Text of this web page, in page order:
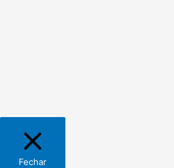
Fechar